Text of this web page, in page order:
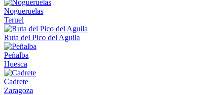
Nogueruelas
Teruel
Ruta del Pico del Aguila
Peñalba
Huesca
Cadrete
Zaragoza